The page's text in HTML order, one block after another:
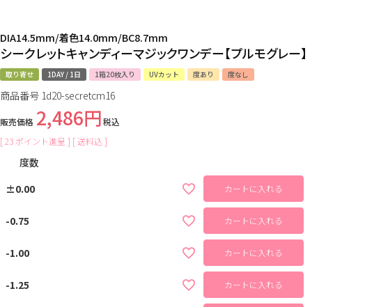
DIA14.5mm/着色14.0mm/BC8.7mm
シークレットキャンディーマジックワンデー【プルモグレー】
取り寄せ 1DAY / 1日 1箱20枚入り UVカット 度あり 度なし
商品番号 1d20-secretcm16
販売価格 2,486
税込
[23 ポイント進呈 ] 送料込
度数
±0.00
カートに入れる
-0.75 カートに入れる
-1.00 カートに入れる
-1.25 カートに入れる